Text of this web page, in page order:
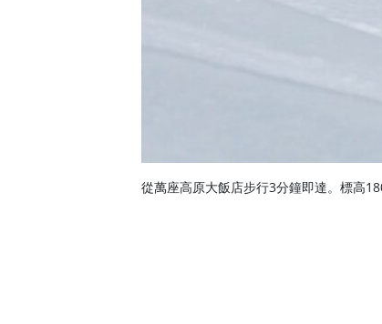
從萬座高原大飯店步行3分鐘即達。標高